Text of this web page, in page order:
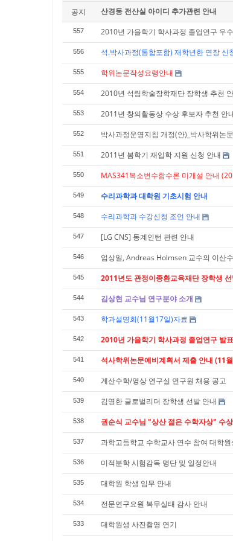
공지 산경동 전산실 아이디 추가관련 안내
557 2010년 가을학기 학사과정 졸업연구 우
556 석.박사과정(통합포함) 재학년한 연장 신
555 학위논문작성요령안내
554 2010년 석림학술장학재단 장학생 추천
553 2011년 창의활동상 수상 후보자 추천 안
552 박사과정운영지침 개정(안)_박사학위논
551 2011년 봄학기 재입학 지원 신청 안내
550 MAS341복소변수함수론 미개설 안내
549 수리과학과 대학원 기초시험 안내
548 수리과학과 수강신청 조언 안내
547 [LG CNS] 동계인턴 관련 안내
546 엄상일, Andreas Holmsen 교수의 이산
545 2011년도 관정이종환교육재단 장학생
544 김상현 교수님 연구분야 소개
543 학과설명회(11월17일)자료
542 2010년 가을학기 학사과정 졸업연구 발
541 석사학위논문예비계획서 제출 안내 (11
540 계산수학/영상 연구실 연구원 채용 공고
539 김영한 글로벌리더 장학생 선발 안내
538 권순식 교수님 "상산 젊은 수학자상" 수상
537 과학고등학교 수학교사 연수 참여 대학
536 미적분학 시험감독 명단 및 일정안내
535 대학원 학생 임무 안내
534 전문연구요원 복무실태 감사 안내
533 대학원생 사진촬영 연기